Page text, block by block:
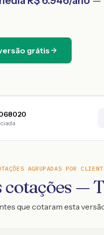
grátis
AGRUPADAS POR
—
que cotaram esta